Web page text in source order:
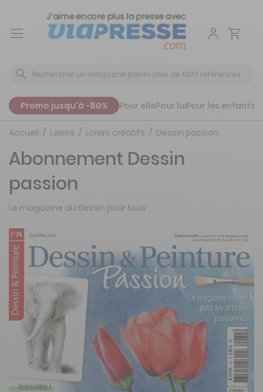
Aller
Promo jusqu'à -80% Pour ellePour luiPour les enfants
Accueil Loisirs Loisirs créatifs Dessin passion
Abonnement Dessin
passion
Le magazine du dessin pour tous